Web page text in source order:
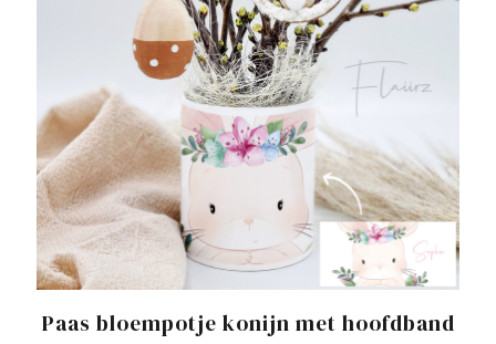
Paas bloempotje konijn met hoofdband